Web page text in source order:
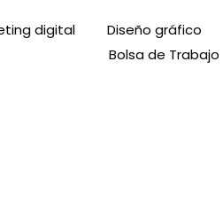
digital Diseño gráfico
Bolsa de Trabajo